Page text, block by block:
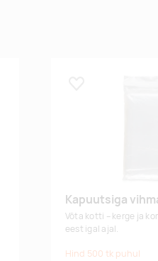
Kapuutsiga
Võta kotti – kerge ja
eest igal ajal.
Hind 500 tk puhul